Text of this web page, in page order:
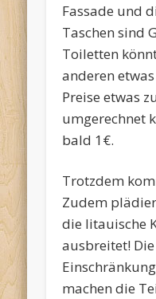
Fassade und
Taschen sind
Toiletten
anderen
Preise etwas
umgerechnet
bald 1€.
Trotzdem
Zudem
die litauische
ausbreitet!
machen die